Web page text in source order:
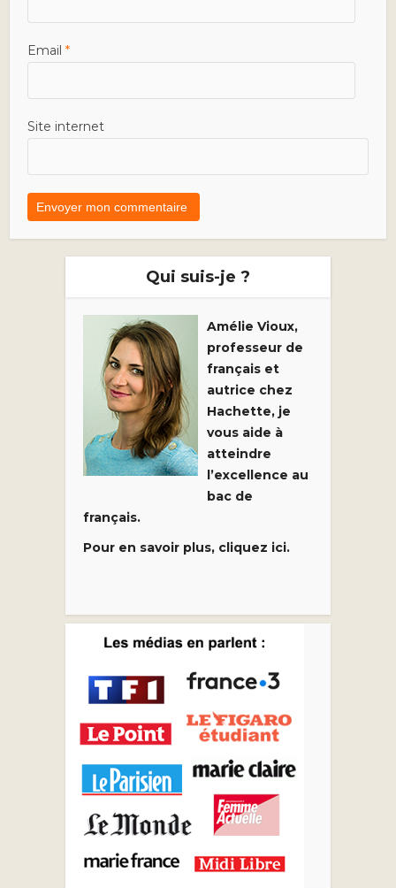
Email*
Site internet
Qui suis-je ?
Amélie Vioux,
professeur de
français et
autrice chez
Hachette, je
vous aide à
atteindre
l’excellence au
bac de
français.
Pour en savoir plus, cliquez ici.